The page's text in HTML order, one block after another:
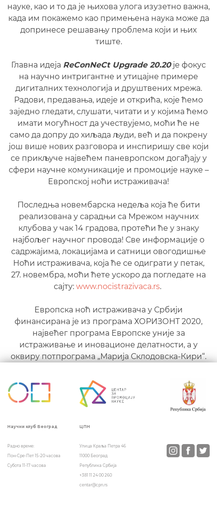
науке, као и то да је њихова улога изузетно важна,
када им покажемо као примењена наука може да
допринесе решавању проблема који и њих
тиште.
Главна идеја ReConNeCt Upgrade 20.20 је фокус
на научно интригантне и утицајне примере
дигиталних технологија и друштвених мрежа.
Радови, предавања, идеје и открића, које ћемо
заједно гледати, слушати, читати и у којима ћемо
имати могућност да учествујемо, моћи ће не
само да допру до хиљада људи, већ и да покрену
још више нових разговора и инспиришу све који
се прикључе највећем паневропском догађају у
сфери научне комуникације и промоције науке –
Европској ноћи истраживача!
Последња новембарска недеља која ће бити
реализована у сарадњи са Мрежом научних
клубова у чак 14 градова, протећи ће у знаку
најбољег научног провода! Све информације о
садржајима, локацијама и сатници овогодишње
Ноћи истраживача, која ће се одиграти у петак,
27. новембра, моћи ћете ускоро да погледате на
сајту: www.nocistrazivaca.rs.
Европска ноћ истраживача у Србији
финансирана је из програма ХОРИЗОНТ 2020,
највећег програма Европске уније за
истраживање и иновационе делатности, а у
оквиру потпрограма „Марија Склодовска-Кири“.
Научни клуб Београд
Радно време:
Пон-Сре-Пет 15-20 часова
Субота 11-17 часова
ЦПН
Улица Краља Петра 46
11000 Београд
Република Србија
+381 11 24 00 260
centar@cpn.rs